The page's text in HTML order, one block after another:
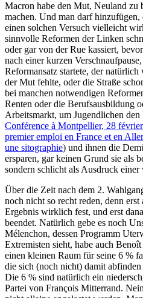
Macron habe den Mut, Neuland zu
machen. Und man darf
einen solchen Versuch vielleicht
sinnvolle Reformen der Linken
oder gar von der Rue kassiert,
nach einer kurzen
Reformansatz startete, der
der Mut fehlte, oder die Straße
bei manchen notwendigen
Renten oder die Berufsausbildung
Arbeitsmarkt, um Jugendlichen
Conférence à Montpellier, 28
premier emploi en France et en
une sitographie) und ihnen die
ersparen, gar keinen Grund sie als
sondern schlicht als Ausdruck
Über die Zeit nach dem 2.
noch nicht so recht reden, denn
Ergebnis wirklich fest, und erst
beendet. Natürlich gebe es noch
Mélenchon, dessen Programm
Extremisten sieht, habe auch
einen kleinen Raum für seine 6 %
die sich (noch nicht) damit
Die 6 % sind natürlich ein
Partei von François Mitterrand.